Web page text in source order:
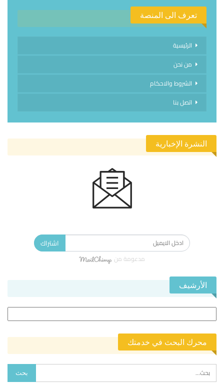
تعرف الى المنصة
الرئيسية
من نحن
الشروط والاحكام
اتصل بنا
النشرة الإخبارية
اشتراك
مدعومة من
الأرشيف
محرك البحث في خدمتك